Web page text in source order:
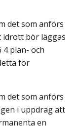
det som anförs
idrott bör läggas
4 plan- och
för
det som anförs
i uppdrag att
en